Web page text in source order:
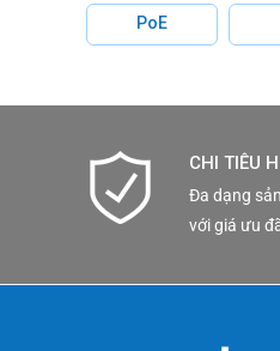
CÔNG TY TNHH
PoE
CHI TIÊU
Đa dạng
với giá ưu